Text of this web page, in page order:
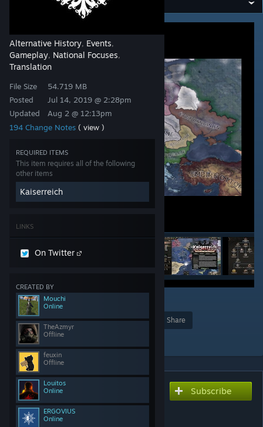
Get the Steam Mobile App
View desktop website
Alternative History, Events,
Gameplay, National Focuses,
Translation
File Size
Posted
Updated
54.719 MB
Jul 14, 2019 @ 2:28pm
Aug 2 @ 12:13pm
194 Change Notes ( view )
REQUIRED ITEMS
This item requires all of the following
other items
Kaiserreich
LINKS
On Twitter
CREATED BY
Mouchi
Online
TheAzmyr
Offline
feuxin
Offline
Louitos
Online
ERGOVIUS
Online
34
Award Favorite
Share
Add to Collection
Subscribe to download
Kaiserreich Traduction
Francophone
Subscribe